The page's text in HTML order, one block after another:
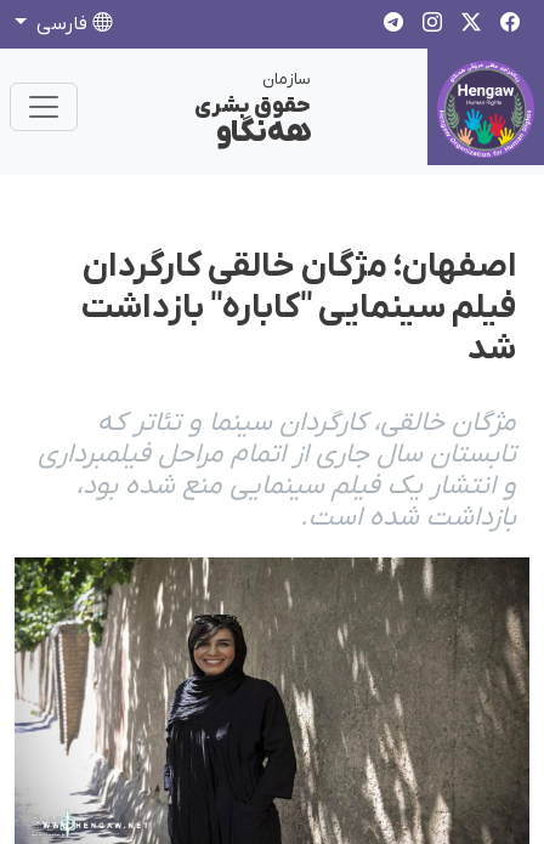
فارسی
سازمان
حقوق بشری
هەنگاو
اصفهان؛ مژگان خالقی کارگردان
فیلم سینمایی "کاباره" بازداشت
شد
مژگان خالقی، کارگردان سینما و تئاتر که
تابستان سال جاری از اتمام مراحل فیلمبرداری
و انتشار یک فیلم سینمایی منع شده بود،
بازداشت شده است.